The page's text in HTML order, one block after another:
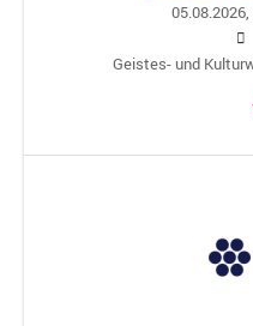
05.08.2026,
Geistes- und